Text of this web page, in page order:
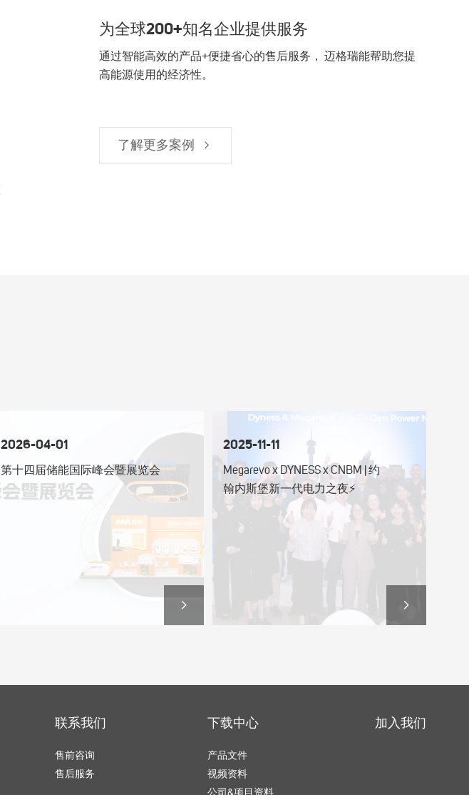
为全球200+知名企业提供服务
通过智能高效的产品+便捷省心的售后服务， 迈格瑞能帮助您提
高能源使用的经济性。
了解更多案例
2026-04-01
第十四届储能国际峰会暨展览会
2025-11-11
Megarevo x DYNESS x CNBM | 约
翰内斯堡新一代电力之夜⚡
联系我们
售前咨询
售后服务
下载中心
产品文件
视频资料
加入我们